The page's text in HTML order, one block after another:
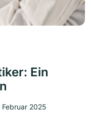
Ein
Februar 2025